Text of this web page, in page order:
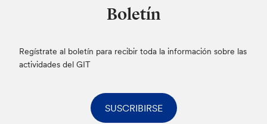
Boletín
Regístrate al boletín para recibir toda la información sobre las
actividades del GIT
SUSCRIBIRSE